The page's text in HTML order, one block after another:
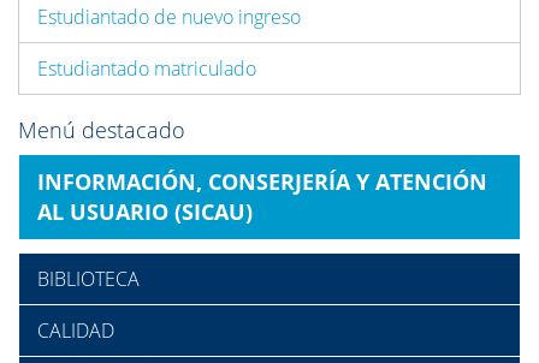
Estudiantado de nuevo ingreso
Estudiantado matriculado
Menú destacado
INFORMACIÓN, CONSERJERÍA Y ATENCIÓN
AL USUARIO (SICAU)
BIBLIOTECA
CALIDAD